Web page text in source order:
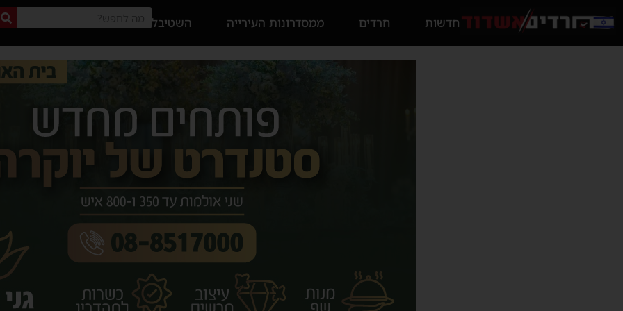
חדשות חרדים ממסדרונות העירייה השטיבל